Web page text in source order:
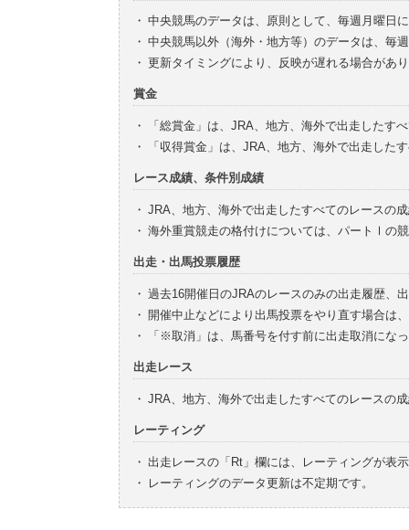
・ 中央競馬のデータは、原則として、毎週月曜日
・ 中央競馬以外（海外・地方等）のデータは、毎
・ 更新タイミングにより、反映が遅れる場合があ
賞金
・
「総賞金」は、JRA、地方、海外で出走したす
・
「収得賞金」は、JRA、地方、海外で出走した
レース成績、条件別成績
・ JRA、地方、海外で出走したすべてのレースの
・ 海外重賞競走の格付けについては、パートⅠの
出走・出馬投票履歴
・ 過去16開催日のJRAのレースのみの出走履歴、
・ 開催中止などにより出馬投票をやり直す場合は
・
「※取消」は、馬番号を付す前に出走取消にな
出走レース
・ JRA、地方、海外で出走したすべてのレースの
レーティング
・ 出走レースの「Rt」欄には、レーティングが表
・
レーティングのデータ更新は不定期です。